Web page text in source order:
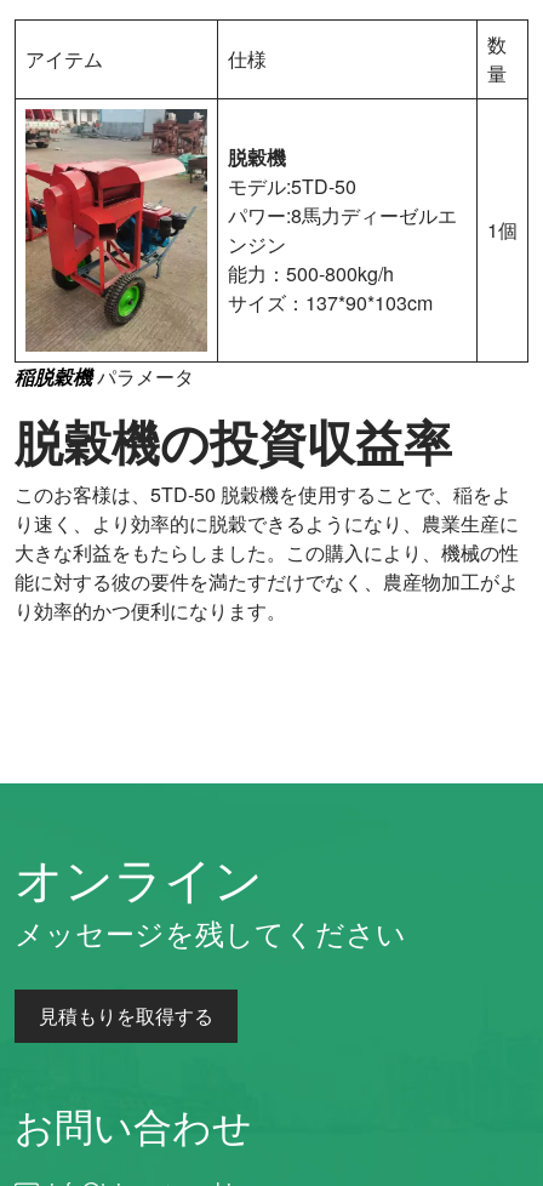
アイテム 仕様
数
量
脱穀機
モデル:5TD-50
パワー:8馬力ディーゼルエ
ンジン
能力：500-800kg/h
サイズ：137*90*103cm
1個
稲脱穀機パラメータ
脱穀機の投資収益率
このお客様は、5TD-50 脱穀機を使用することで、稲をよ
り速く、より効率的に脱穀できるようになり、農業生産に
大きな利益をもたらしました。この購入により、機械の性
能に対する彼の要件を満たすだけでなく、農産物加工がよ
り効率的かつ便利になります。
オンライン
メッセージを残してください
見積もりを取得する
お問い合わせ